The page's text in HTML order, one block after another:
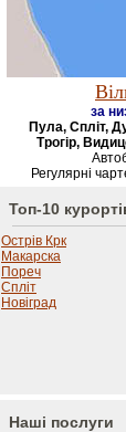
за
Пула, Спліт,
Трогір,
Регулярні
Топ-10
Острів Крк
Макарска
Пореч
Спліт
Новіград
Наші послуги